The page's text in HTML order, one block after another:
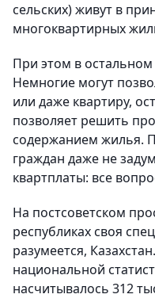
сельских) живут в
многоквартирных
При этом в
Немногие могут
или даже квартиру,
позволяет решить
содержанием жилья.
граждан даже не
квартплаты: все
На постсоветском
республиках своя
разумеется,
национальной
насчитывалось 312